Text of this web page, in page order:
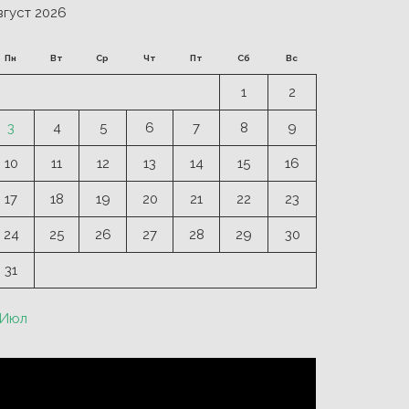
2026
Пн Вт Ср Чт Пт Сб Вс
1 2
3 4 5 6 7 8 9
10 11 12 13 14 15 16
17 18 19 20 21 22 23
24 25 26 27 28 29 30
31